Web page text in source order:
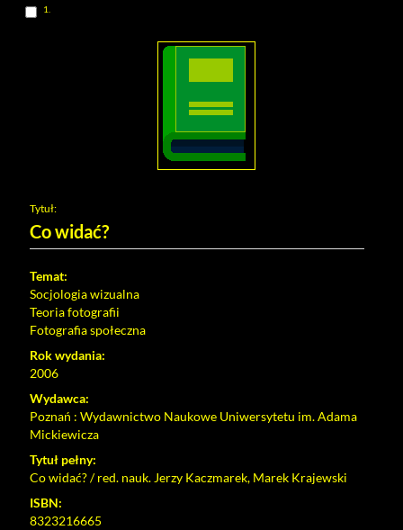
Skocz
do
1.
Tytuł:
Co widać?
Temat:
Socjologia wizualna
Teoria fotografii
Fotografia społeczna
Rok wydania:
2006
Wydawca:
Poznań : Wydawnictwo Naukowe Uniwersytetu im. Adama
Mickiewicza
Tytuł pełny:
Co widać? / red. nauk. Jerzy Kaczmarek, Marek Krajewski
ISBN:
8323216665